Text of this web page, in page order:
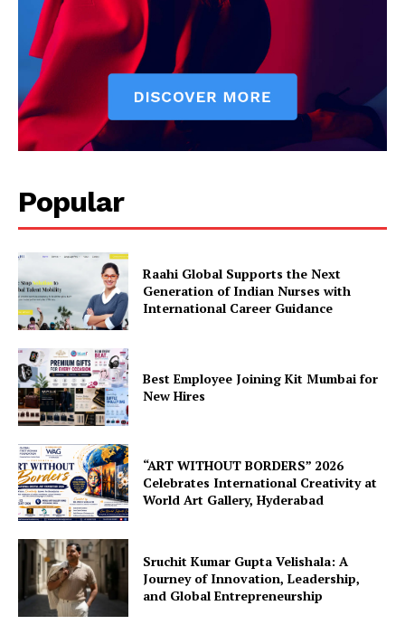
Popular
Raahi Global Supports the Next
Generation of Indian Nurses with
International Career Guidance
Best Employee Joining Kit Mumbai for
New Hires
“ART WITHOUT BORDERS” 2026
Celebrates International Creativity at
World Art Gallery, Hyderabad
Sruchit Kumar Gupta Velishala: A
Journey of Innovation, Leadership,
and Global Entrepreneurship